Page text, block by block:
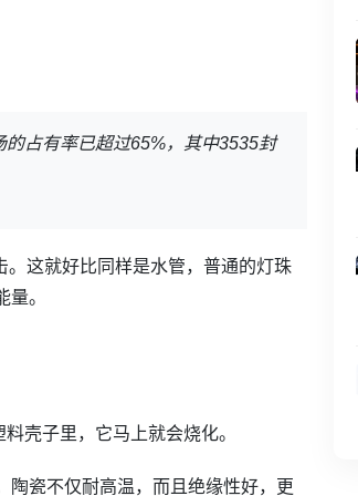
占有率已超过65%，其中3535封
这就好比同样是水管，普通的灯珠
。
壳子里，它马上就会烧化。
陶瓷不仅耐高温，而且绝缘性好，更